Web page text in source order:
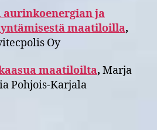
aurinkoenergian ja
maatiloilla,
Oy
maatiloilta, Marja
Pohjois-Karjala